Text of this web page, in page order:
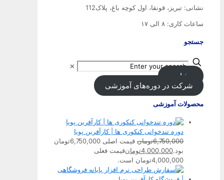
نشانی: تبریز، قونقا، اول کوچه باغ، پلاک112
ساعات کاری: ۸ الی ۱۷
جستجو
مشاوره
شرکت در دوره‌های آموزشی
محصولات آموزشی
دوره تندخوانی کنکوری ها | کارآفرین پویا
6,750,000تومان
قیمت اصلی 6,750,000تومان
بود.4,000,000تومانقیمت فعلی
4,000,000تومان است.